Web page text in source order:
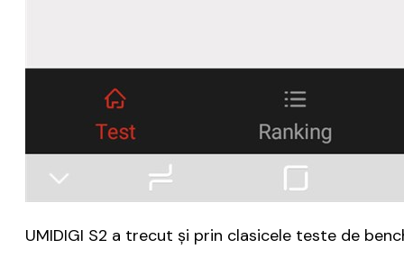
UMIDIGI S2 a trecut şi prin clasicele teste de